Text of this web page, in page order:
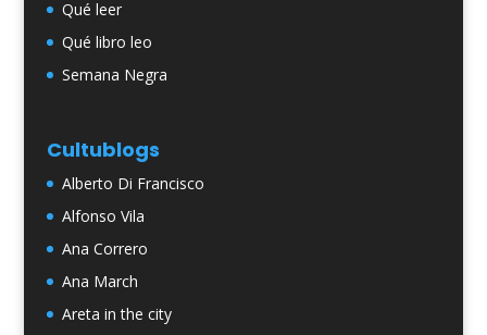
Qué leer
Qué libro leo
Semana Negra
Cultublogs
Alberto Di Francisco
Alfonso Vila
Ana Correro
Ana March
Areta in the city